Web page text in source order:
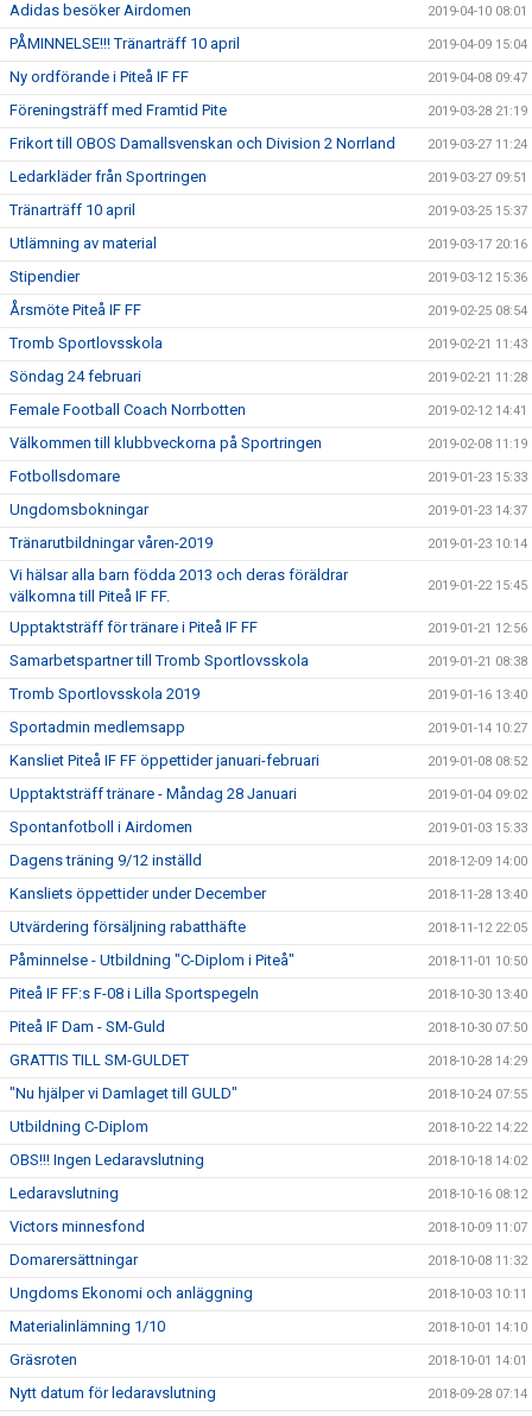
Adidas besöker Airdomen 2019-04-10 08:01
PÅMINNELSE!!! Tränarträff 10 april 2019-04-09 15:04
Ny ordförande i Piteå IF FF 2019-04-08 09:47
Föreningsträff med Framtid Pite 2019-03-28 21:19
Frikort till OBOS Damallsvenskan och Division 2 Norrland 2019-03-27 11:24
Ledarkläder från Sportringen 2019-03-27 09:51
Tränarträff 10 april 2019-03-25 15:37
Utlämning av material 2019-03-17 20:16
Stipendier 2019-03-12 15:36
Årsmöte Piteå IF FF 2019-02-25 08:54
Tromb Sportlovsskola 2019-02-21 11:43
Söndag 24 februari 2019-02-21 11:28
Female Football Coach Norrbotten 2019-02-12 14:41
Välkommen till klubbveckorna på Sportringen 2019-02-08 11:19
Fotbollsdomare 2019-01-23 15:33
Ungdomsbokningar 2019-01-23 14:37
Tränarutbildningar våren-2019 2019-01-23 10:14
Vi hälsar alla barn födda 2013 och deras föräldrar
välkomna till Piteå IF FF.
2019-01-22 15:45
Upptaktsträff för tränare i Piteå IF FF 2019-01-21 12:56
Samarbetspartner till Tromb Sportlovsskola 2019-01-21 08:38
Tromb Sportlovsskola 2019 2019-01-16 13:40
Sportadmin medlemsapp 2019-01-14 10:27
Kansliet Piteå IF FF öppettider januari-februari 2019-01-08 08:52
Upptaktsträff tränare - Måndag 28 Januari 2019-01-04 09:02
Spontanfotboll i Airdomen 2019-01-03 15:33
Dagens träning 9/12 inställd 2018-12-09 14:00
Kansliets öppettider under December 2018-11-28 13:40
Utvärdering försäljning rabatthäfte 2018-11-12 22:05
Påminnelse - Utbildning "C-Diplom i Piteå" 2018-11-01 10:50
Piteå IF FF:s F-08 i Lilla Sportspegeln 2018-10-30 13:40
Piteå IF Dam - SM-Guld 2018-10-30 07:50
GRATTIS TILL SM-GULDET 2018-10-28 14:29
"Nu hjälper vi Damlaget till GULD" 2018-10-24 07:55
Utbildning C-Diplom 2018-10-22 14:22
OBS!!! Ingen Ledaravslutning 2018-10-18 14:02
Ledaravslutning 2018-10-16 08:12
Victors minnesfond 2018-10-09 11:07
Domarersättningar 2018-10-08 11:32
Ungdoms Ekonomi och anläggning 2018-10-03 10:11
Materialinlämning 1/10 2018-10-01 14:10
Gräsroten 2018-10-01 14:01
Nytt datum för ledaravslutning 2018-09-28 07:14